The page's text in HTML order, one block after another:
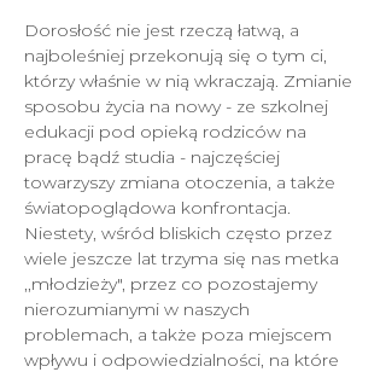
Dorosłość nie jest rzeczą łatwą, a
najboleśniej przekonują się o tym ci,
którzy właśnie w nią wkraczają. Zmianie
sposobu życia na nowy - ze szkolnej
edukacji pod opieką rodziców na
pracę bądź studia - najczęściej
towarzyszy zmiana otoczenia, a także
światopoglądowa konfrontacja.
Niestety, wśród bliskich często przez
wiele jeszcze lat trzyma się nas metka
,,młodzieży", przez co pozostajemy
nierozumianymi w naszych
problemach, a także poza miejscem
wpływu i odpowiedzialności, na które